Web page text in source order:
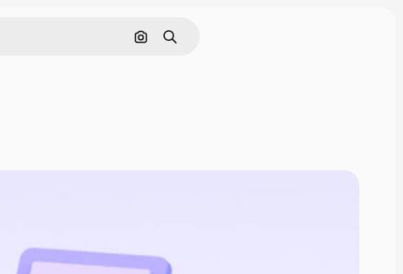
Поиск по изображению
Поиск